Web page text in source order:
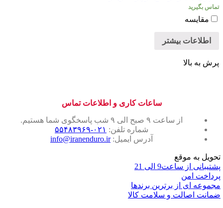
تماس بگیرید
مقایسه
اطلاعات بیشتر
پرش به بالا
ساعات کاری و اطلاعات تماس
از ساعت ۹ صبح الی ۹ شب پاسخگوی شما هستیم.
شماره تلفن: ۰۲۱-۵۵۴۸۳۹۶۹
آدرس ایمیل:info@iranenduro.ir
تحویل به موقع
پشتیبانی از ساعت9 الی 21
پرداخت امن
مجموعه ای از برترین برندها
ضمانت اصالت و سلامت کالا